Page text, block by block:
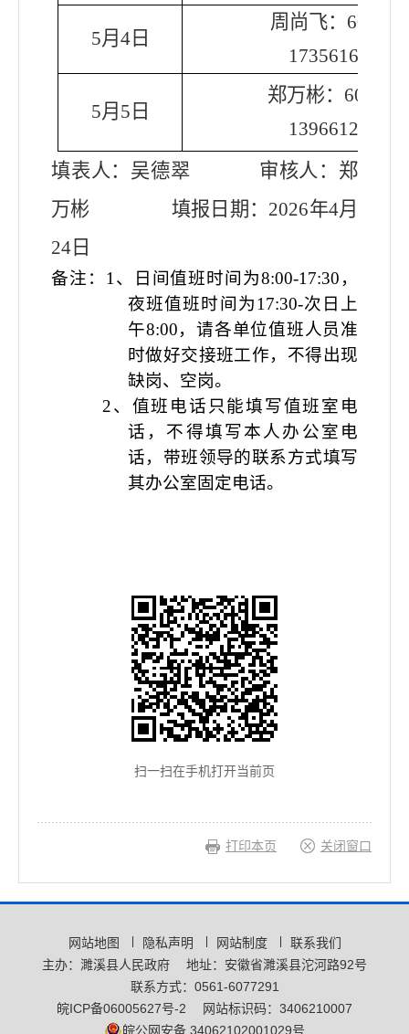
5月 4日
周尚飞：
17356162755
5月 5 日
郑万彬：
13966123444
填表人： 吴德翠 审核人： 郑
万彬
填报日期： 2026年4月
24 日
备注： 1、日间值班时间为8:00-17:30，
夜班值班时间为17:30-次日上
午8:00，请各单位值班人员准
时做好交接班工作，不得出现
缺岗、空岗。
2、值班电话只能填写值班室电
话，不得填写本人办公室电
话，带班领导的联系方式填写
其办公室固定电话。
扫一扫在手机打开当前页
打印本页 关闭窗口
网站地图 隐私声明 网站制度
联系我们
主办：濉溪县人民政府
地址：安徽省濉溪县沱河路92号
联系方式：0561-6077291
皖ICP备06005627号-2
网站标识码：3406210007
皖公网安备 34062102001029号